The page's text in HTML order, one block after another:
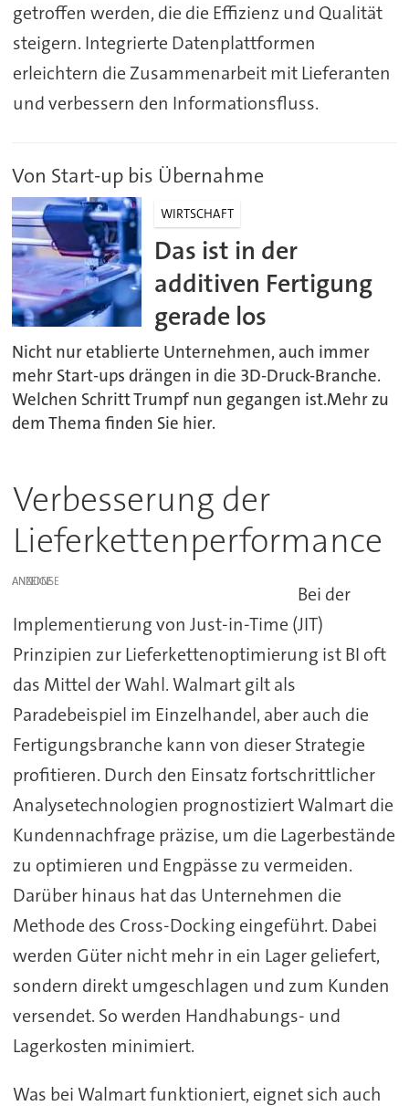
getroffen werden, die die Effizienz und Qualität
steigern. Integrierte Datenplattformen
erleichtern die Zusammenarbeit mit Lieferanten
und verbessern den Informationsfluss.
Von Start-up bis Übernahme
WIRTSCHAFT
Das ist in der
additiven Fertigung
gerade los
Nicht nur etablierte Unternehmen, auch immer
mehr Start-ups drängen in die 3D-Druck-Branche.
Welchen Schritt Trumpf nun gegangen ist.Mehr zu
dem Thema finden Sie hier.
Verbesserung der
Lieferkettenperformance
ANZEIGE
Bei der
Implementierung von Just-in-Time (JIT)
Prinzipien zur Lieferkettenoptimierung ist BI oft
das Mittel der Wahl. Walmart gilt als
Paradebeispiel im Einzelhandel, aber auch die
Fertigungsbranche kann von dieser Strategie
profitieren. Durch den Einsatz fortschrittlicher
Analysetechnologien prognostiziert Walmart die
Kundennachfrage präzise, um die Lagerbestände
zu optimieren und Engpässe zu vermeiden.
Darüber hinaus hat das Unternehmen die
Methode des Cross-Docking eingeführt. Dabei
werden Güter nicht mehr in ein Lager geliefert,
sondern direkt umgeschlagen und zum Kunden
versendet. So werden Handhabungs- und
Lagerkosten minimiert.
Was bei Walmart funktioniert, eignet sich auch